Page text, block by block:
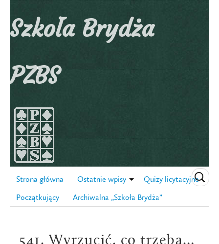
Szkoła Brydża
PZBS
Strona główna Ostatnie wpisy
Quizy licytacyjne
Początkujący
Archiwalna „Szkoła Brydża”
541. Wyrzucić, co trzeba…